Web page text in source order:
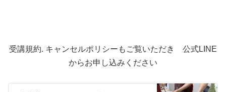
受講規約. キャンセルポリシーもご覧いただき 公式LINE
からお申し込みください